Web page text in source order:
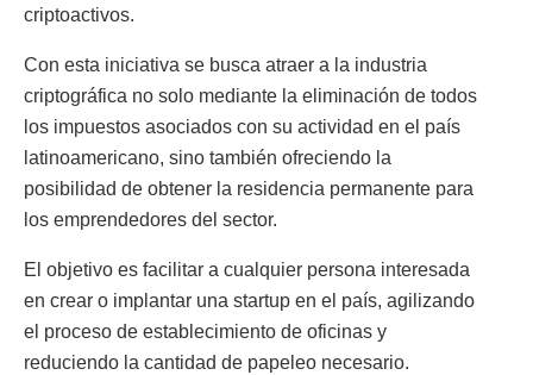
criptoactivos.
Con esta iniciativa se busca atraer a la industria
criptográfica no solo mediante la eliminación de todos
los impuestos asociados con su actividad en el país
latinoamericano, sino también ofreciendo la
posibilidad de obtener la residencia permanente para
los emprendedores del sector.
El objetivo es facilitar a cualquier persona interesada
en crear o implantar una startup en el país, agilizando
el proceso de establecimiento de oficinas y
reduciendo la cantidad de papeleo necesario.